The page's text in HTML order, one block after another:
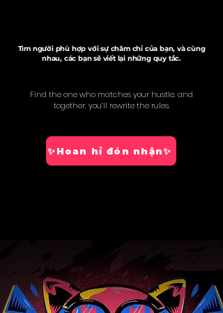
Tìm người phù hợp với sự chăm chỉ của bạn, và cùng
nhau, các bạn sẽ viết lại những quy tắc.
Find the one who matches your hustle, and
together, you’ll rewrite the rules.
✨Hoan hỉ đón nhận✨